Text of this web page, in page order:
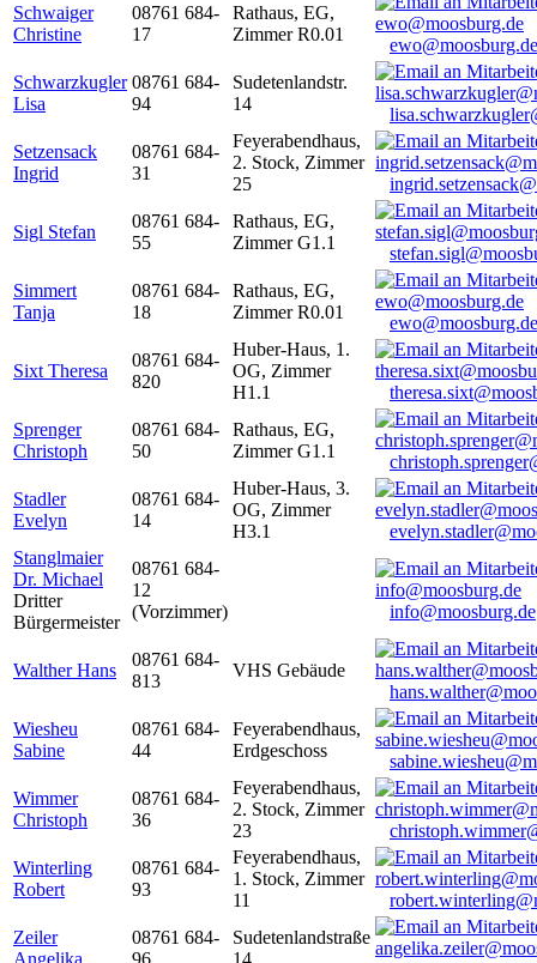
Schwaiger
Christine
08761 684-
17
Rathaus, EG,
Zimmer R0.01
ewo@moosburg.de
Schwarzkugler
Lisa
08761 684-
94
Sudetenlandstr.
14
Setzensack
Ingrid
08761 684-
31
Feyerabendhaus,
2. Stock, Zimmer
25
Sigl Stefan
08761 684-
55
Rathaus, EG,
Zimmer G1.1
Simmert
Tanja
08761 684-
18
Rathaus, EG,
Zimmer R0.01
ewo@moosburg.de
Sixt Theresa
08761 684-
820
Huber-Haus, 1.
OG, Zimmer
H1.1
Sprenger
Christoph
08761 684-
50
Rathaus, EG,
Zimmer G1.1
Stadler
Evelyn
08761 684-
14
Huber-Haus, 3.
OG, Zimmer
H3.1
Stanglmaier
Dr. Michael
Dritter
Bürgermeister
08761 684-
12
(Vorzimmer)
info@moosburg.de
Walther Hans
08761 684-
813
VHS Gebäude
Wiesheu
Sabine
08761 684-
44
Feyerabendhaus,
Erdgeschoss
Wimmer
Christoph
08761 684-
36
Feyerabendhaus,
2. Stock, Zimmer
23
Winterling
Robert
08761 684-
93
Feyerabendhaus,
1. Stock, Zimmer
11
Zeiler
Angelika
08761 684-
96
Sudetenlandstraße
14